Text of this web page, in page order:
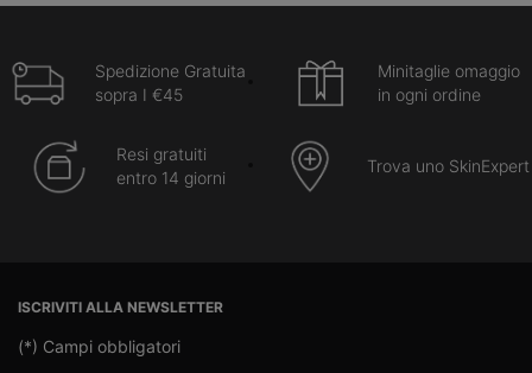
Spedizione Gratuita
sopra I €45
Minitaglie omaggio
in ogni ordine
Resi gratuiti
entro 14 giorni
Trova uno SkinExpert
ISCRIVITI ALLA NEWSLETTER
(*) Campi obbligatori